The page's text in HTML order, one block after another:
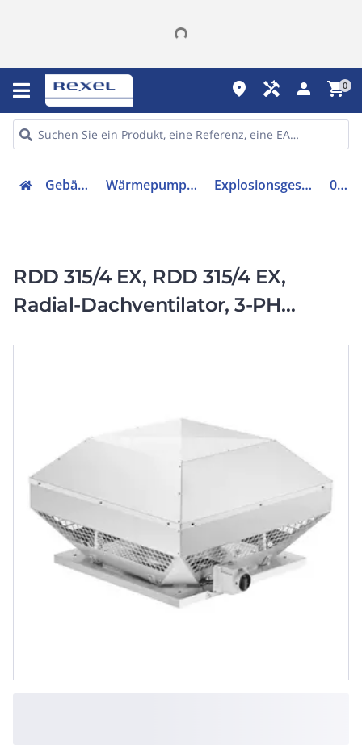
place handyman person shopping_cart0
Gebäudetechnik Wärmepumpe / Solar / Lüftung Explosionsgeschützter Ventilator 07303
RDD 315/4 EX, RDD 315/4 EX,
Radial-Dachventilator, 3-PH